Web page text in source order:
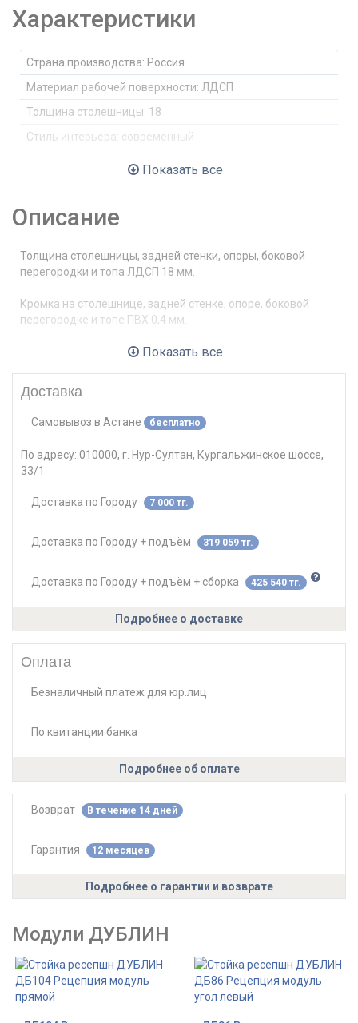
Характеристики
Страна производства: Россия
Материал рабочей поверхности: ЛДСП
Толщина столешницы: 18
Стиль интерьера: современный
Белый, Дуб светлый, Дуб темный,
Двухцветная: да
Опоры столов:Регулируемые
Ресепшн в составе серии: да
Категория:ресепшн
Показать все
Описание
Толщина столешницы, задней стенки, опоры, боковой
перегородки и топа ЛДСП 18 мм.
Кромка на столешнице, задней стенке, опоре, боковой
перегородке и топе ПВХ 0,4 мм.
Регулируемая по высоте ножка: пластик+металл.
стоимость комплекта всех стоек ресепшен и заказывается
как отдельный элемент ресепшен, это следующие
наименования: ДБ87, ДБ88, ДБ91, ДБ93, ДБ94, ДБ95
Показать все
Доставка
Самовывоз в Астане бесплатно
По адресу: 010000, г. Нур-Султан, Кургальжинское шоссе,
33/1
Доставка по Городу 7 000 тг.
Доставка по Городу + подъём 319 059 тг.
Доставка по Городу + подъём + сборка 425 540 тг.
Подробнее о доставке
Оплата
Безналичный платеж для юр.лиц
По квитанции банка
Подробнее об оплате
Возврат В течение 14 дней
Гарантия 12 месяцев
Подробнее о гарантии и возврате
Модули ДУБЛИН